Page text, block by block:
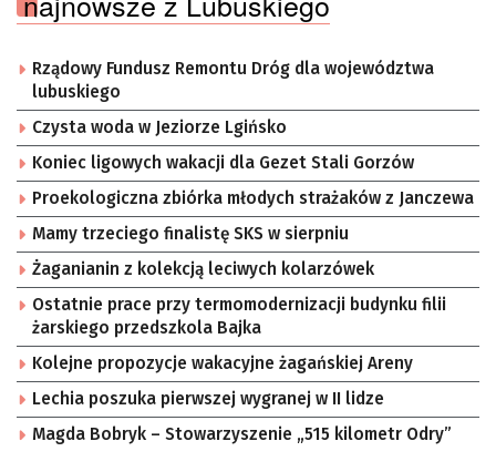
Rządowy Fundusz Remontu Dróg dla województwa
lubuskiego
Czysta woda w Jeziorze Lgińsko
Koniec ligowych wakacji dla Gezet Stali Gorzów
Proekologiczna zbiórka młodych strażaków z Janczewa
Mamy trzeciego finalistę SKS w sierpniu
Żaganianin z kolekcją leciwych kolarzówek
Ostatnie prace przy termomodernizacji budynku filii
żarskiego przedszkola Bajka
Kolejne propozycje wakacyjne żagańskiej Areny
Lechia poszuka pierwszej wygranej w II lidze
Magda Bobryk – Stowarzyszenie „515 kilometr Odry”